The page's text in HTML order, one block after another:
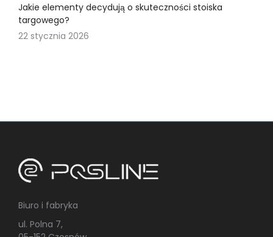
Jakie elementy decydują o skuteczności stoiska
targowego?
22 stycznia 2026
Biuro i fabryka
ul. Polna 7,